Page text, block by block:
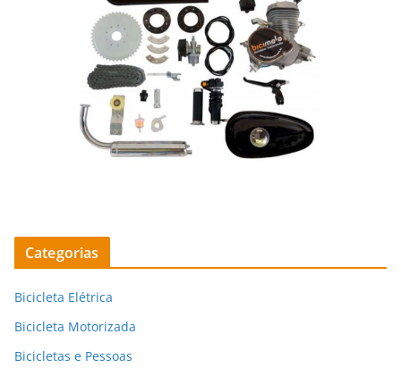
Categorias
Bicicleta Elétrica
Bicicleta Motorizada
Bicicletas e Pessoas